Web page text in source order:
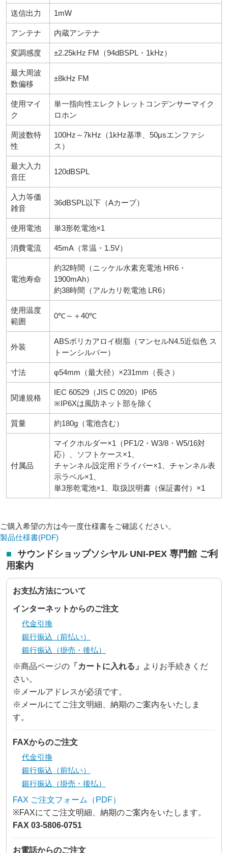
Eメール
プライバシーポリシーをご確認ください。
送信出力 1mW
アンテナ 内蔵アンテナ
変調感度 ±2.25kHz FM（94dBSPL・1kHz）
最大周波
数偏移
±8kHz FM
使用マイ
ク
単一指向性エレクトレットコンデンサーマイク
ロホン
周波数特
性
100Hz～7kHz（1kHz基準、50μsエンファシ
ス）
最大入力
音圧
120dBSPL
入力等価
雑音
36dBSPL以下（Aカーブ）
使用電池 単3形乾電池×1
消費電流 45mA（常温・1.5V）
電池寿命
約32時間（ニッケル水素充電池 HR6・
1900mAh）
約38時間（アルカリ乾電池 LR6）
使用温度
範囲
0℃～＋40℃
外装
ABSポリカアロイ樹脂（マンセルN4.5近似色 ス
トーンシルバー）
寸法 φ54mm（最大径）×231mm（長さ）
関連規格
IEC 60529（JIS C 0920）IP65
※IP6Xは風防ネット部を除く
質量 約180g（電池含む）
付属品
マイクホルダー×1（PF1/2・W3/8・W5/16対
応）、ソフトケース×1、
チャンネル設定用ドライバー×1、チャンネル表
示ラベル×1、
単3形乾電池×1、取扱説明書（保証書付）×1
ご購入希望の方は今一度仕様書をご確認ください。
製品仕様書(PDF)
■ サウンドショップソシヤル UNI-PEX 専門館 ご利
用案内
お支払方法について
インターネットからのご注文
代金引換
銀行振込（前払い）
銀行振込（掛売・後払）
※商品ページの 「カートに入れる」
よりお手続きくだ
さい。
※メールアドレスが必須です。
※メールにてご注文明細、納期のご案内をいたしま
す。
FAXからのご注文
代金引換
銀行振込（前払い）
銀行振込（掛売・後払）
FAX ご注文フォーム（PDF）
※FAXにてご注文明細、納期のご案内をいたします。
FAX 03-5806-0751
お電話からのご注文